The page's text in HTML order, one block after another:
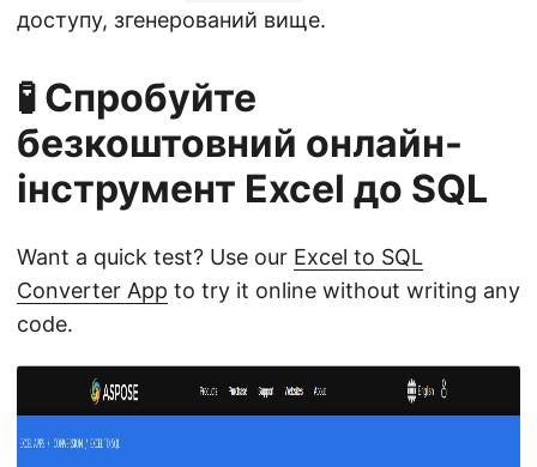
доступу, згенерований вище.
🧪 Спробуйте
безкоштовний онлайн-
інструмент Excel до SQL
Want a quick test? Use our Excel to SQL
Converter App to try it online without writing any
code.